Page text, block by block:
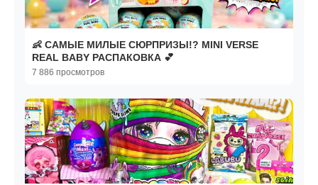
👶 САМЫЕ МИЛЫЕ СЮРПРИЗЫ!? MINI VERSE
REAL BABY РАСПАКОВКА 💕
7 886 просмотров